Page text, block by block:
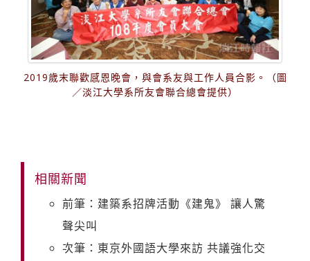
2019歲末聯歡感恩晚會，與會系友與工作人員合影。（圖
／淡江大學系所友會聯合總會提供）
相關新聞
前筆：建築系招牌活動《建鬼》 讓人驚
聲尖叫
次筆：東京外國語大學來訪 共議強化交